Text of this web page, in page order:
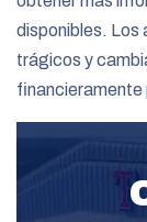
disponibles. Los
trágicos y
financieramente